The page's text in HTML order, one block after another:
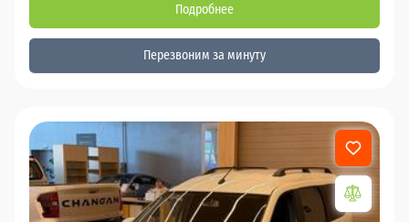
Подробнее
Перезвоним за минуту